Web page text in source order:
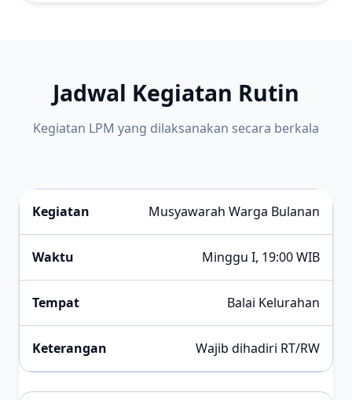
Jadwal Kegiatan Rutin
Kegiatan LPM yang dilaksanakan secara berkala
Musyawarah Warga Bulanan
Minggu I, 19:00 WIB
Balai Kelurahan
Wajib dihadiri RT/RW